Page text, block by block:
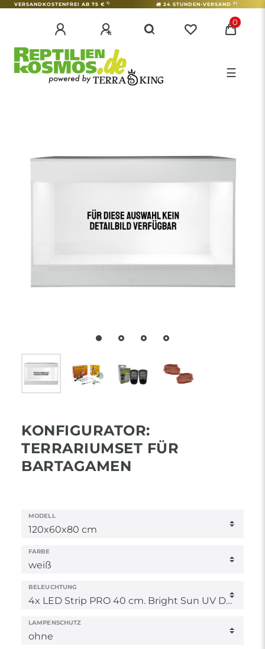
VERSANDKOSTENFREI AB 75 € 1) 24 STUNDEN-VERSAND 2)
0
☰
KONFIGURATOR:
TERRARIUMSET FÜR
BARTAGAMEN
MODELL
FARBE
BELEUCHTUNG
LAMPENSCHUTZ